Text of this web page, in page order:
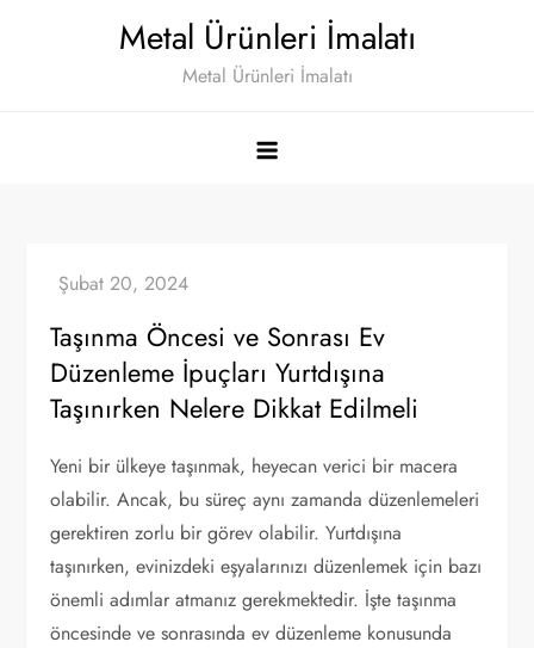
Metal Ürünleri İmalatı
Metal Ürünleri İmalatı
Taşınma Öncesi ve Sonrası Ev
Düzenleme İpuçları Yurtdışına
Taşınırken Nelere Dikkat Edilmeli
Yeni bir ülkeye taşınmak, heyecan verici bir macera
olabilir. Ancak, bu süreç aynı zamanda düzenlemeleri
gerektiren zorlu bir görev olabilir. Yurtdışına
taşınırken, evinizdeki eşyalarınızı düzenlemek için bazı
önemli adımlar atmanız gerekmektedir. İşte taşınma
öncesinde ve sonrasında ev düzenleme konusunda